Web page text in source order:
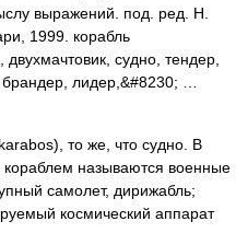
выражений. под. ред. Н.
1999. корабль
судно, тендер,
лидер,&#8230; …
то же, что судно. В
называются военные
самолет, дирижабль;
космический аппарат